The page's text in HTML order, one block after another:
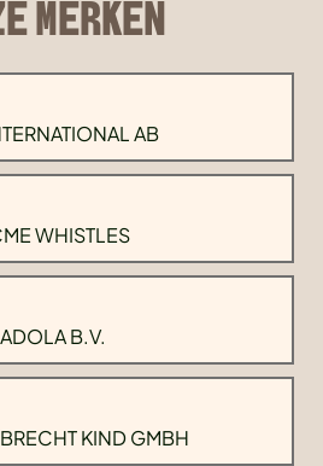
MERKEN
AB
WHISTLES
ADOLA B.V.
KIND GMBH